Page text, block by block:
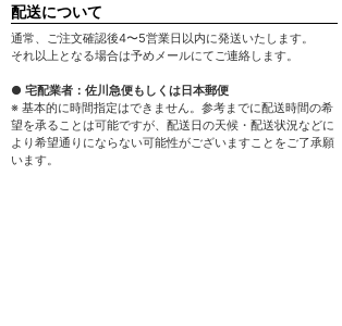
配送について
通常、ご注文確認後4〜5営業日以内に発送いたします。
それ以上となる場合は予めメールにてご連絡します。
● 宅配業者：佐川急便もしくは日本郵便
※ 基本的に時間指定はできません。参考までに配送時間の希
望を承ることは可能ですが、配送日の天候・配送状況などに
より希望通りにならない可能性がございますことをご了承願
います。